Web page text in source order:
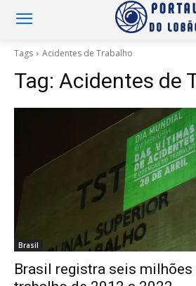
Tags Acidentes de Trabalho
Tag: Acidentes de
Brasil
Brasil registra seis milhões